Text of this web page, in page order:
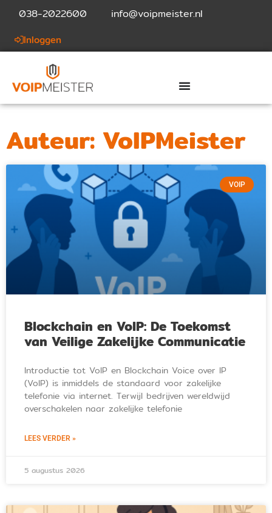
038-2022600 info@voipmeister.nl
Inloggen
Auteur: VoIPMeister
VOIP
Blockchain en VoIP: De Toekomst
van Veilige Zakelijke Communicatie
Introductie tot VoIP en Blockchain Voice over IP
(VoIP) is inmiddels de standaard voor zakelijke
telefonie via internet. Terwijl bedrijven wereldwijd
overschakelen naar zakelijke telefonie
LEES VERDER »
5 augustus 2026